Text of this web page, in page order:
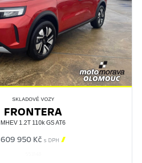
SKLADOVÉ VOZY
FRONTERA
MHEV 1.2T 110k GS AT6
609 950 Kč s DPH 